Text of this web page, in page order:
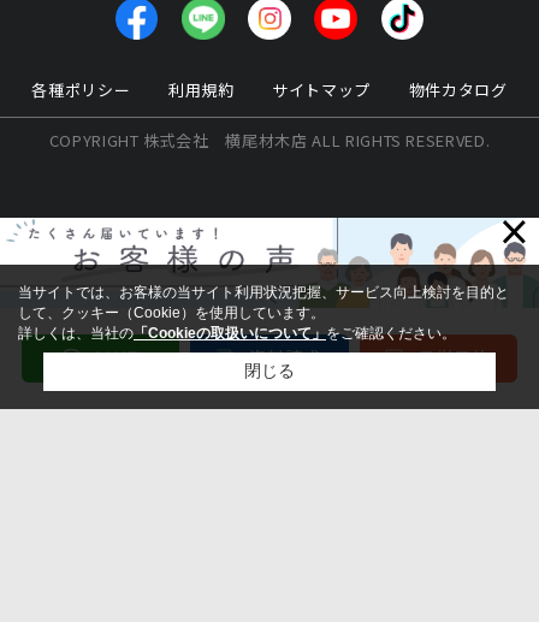
各種ポリシー 利用規約 サイトマップ 物件カタログ
COPYRIGHT 株式会社 横尾材木店 ALL RIGHTS RESERVED.
×
当サイトでは、お客様の当サイト利用状況把握、サービス向上検討を目的と
して、クッキー（Cookie）を使用しています。
詳しくは、当社の「Cookieの取扱いについて」をご確認ください。
閉じる